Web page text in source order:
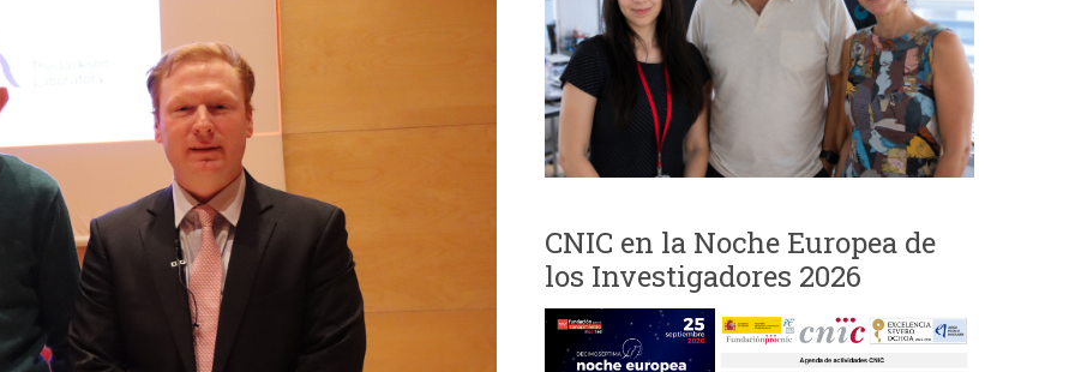
e
b
ú
q
u
CNIC en la Noche Europea de
los Investigadores 2026